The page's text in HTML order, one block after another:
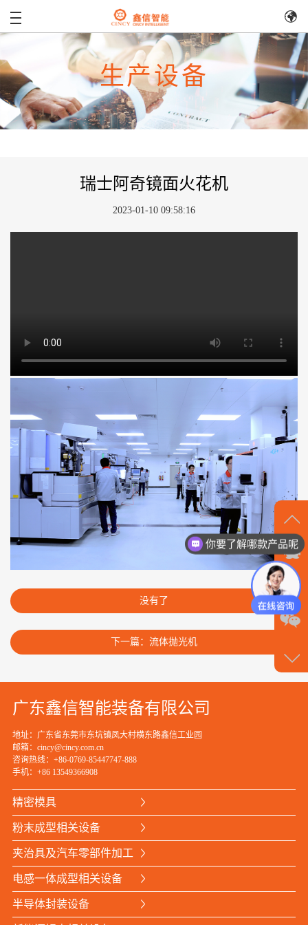
生产设备
瑞士阿奇镜面火花机
2023-01-10 09:58:16
没有了
下一篇：流体抛光机
广东鑫信智能装备有限公司
地址：广东省东莞市东坑镇凤大村横东路鑫信工业园
邮箱：cincy@cincy.com.cn
咨询热线：+86-0769-85447747-888
手机： +86 13549366908
精密模具
粉末成型相关设备
夹治具及汽车零部件加工
电感一体成型相关设备
半导体封装设备
在
线
沟
通
点
询
热
线
+86-
你要了解哪款产品呢